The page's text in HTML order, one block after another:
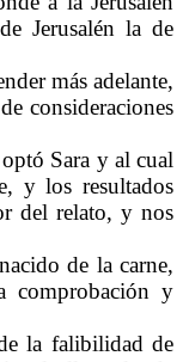
Jerusalén la de
más adelante,
consideraciones
Sara y al cual
y los resultados
del relato, y nos
de la carne,
comprobación y
la falibilidad de